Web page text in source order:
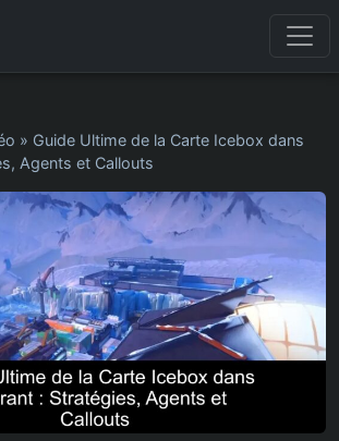
» Guide Ultime de la Carte Icebox dans
Agents et Callouts